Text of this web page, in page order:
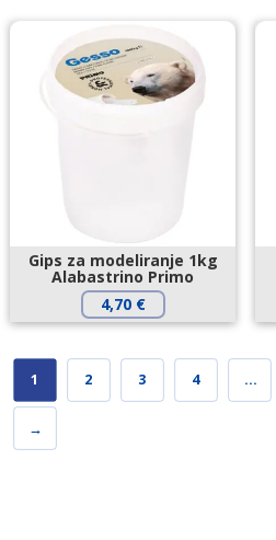
Gips za modeliranje 1kg
Alabastrino Primo
4,70 €
1 2 3 4 …
→